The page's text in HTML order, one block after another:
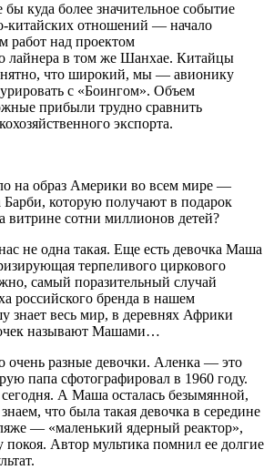
куда более значительное событие
китайских отношений — начало
работ над проектом
лайнера в том же Шанхае. Китайцы
что широкий, мы — авионику
с «Боингом». Объем
прибыли трудно сравнить
экспорта.
на образ Америки во всем мире —
которую получают в подарок
витрине сотни миллионов детей?
не одна такая. Еще есть девочка Маша
терпеливого циркового
самый поразительный случай
российского бренда в нашем
знает весь мир, в деревнях Африки
называют Машами…
очень разные девочки. Аленка — это
папа сфотографировал в 1960 году.
А Маша осталась безымянной,
что была такая девочка в середине
— «маленький ядерный реактор»,
Автор мультика помнил ее долгие